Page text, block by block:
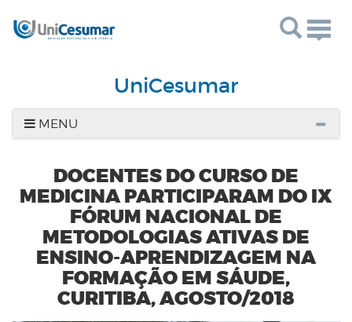
UniCesumar
MENU
DOCENTES DO CURSO DE
MEDICINA PARTICIPARAM DO IX
FÓRUM NACIONAL DE
METODOLOGIAS ATIVAS DE
ENSINO-APRENDIZAGEM NA
FORMAÇÃO EM SÁUDE,
CURITIBA, AGOSTO/2018